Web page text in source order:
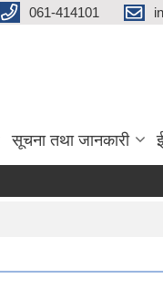
061-414101
सूचना तथा जानकारी